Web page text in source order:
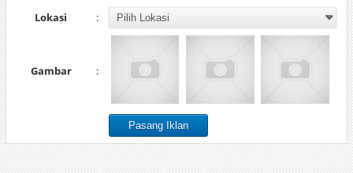
Lokasi :
Gambar :